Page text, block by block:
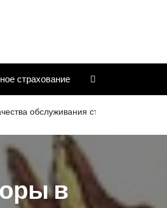
страхование
страховых компаний
в